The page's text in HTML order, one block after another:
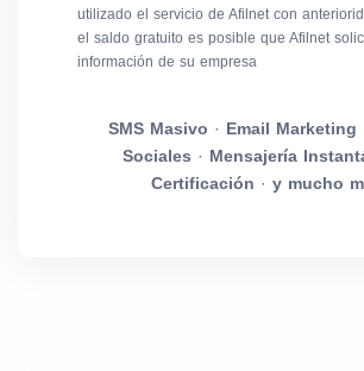
utilizado el servicio de Afilnet con
el saldo gratuito es posible que Afilnet
información de su empresa
SMS Masivo · Email Marketing
Sociales · Mensajería
Certificación · y mucho